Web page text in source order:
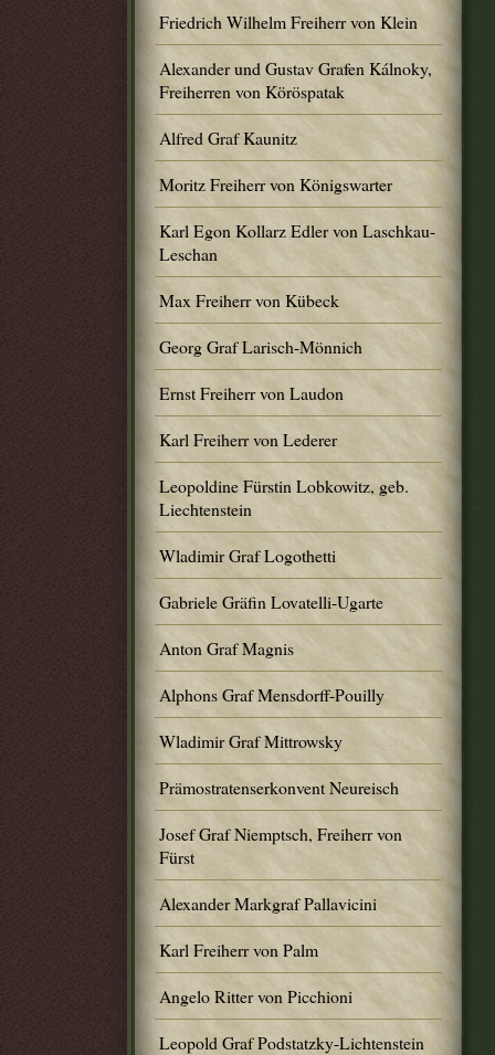
Friedrich Wilhelm Freiherr von Klein
Alexander und Gustav Grafen Kálnoky,
Freiherren von Köröspatak
Alfred Graf Kaunitz
Moritz Freiherr von Königswarter
Karl Egon Kollarz Edler von Laschkau-
Leschan
Max Freiherr von Kübeck
Georg Graf Larisch-Mönnich
Ernst Freiherr von Laudon
Karl Freiherr von Lederer
Leopoldine Fürstin Lobkowitz, geb.
Liechtenstein
Wladimir Graf Logothetti
Gabriele Gräfin Lovatelli-Ugarte
Anton Graf Magnis
Alphons Graf Mensdorff-Pouilly
Wladimir Graf Mittrowsky
Prämostratenserkonvent Neureisch
Josef Graf Niemptsch, Freiherr von
Fürst
Alexander Markgraf Pallavicini
Karl Freiherr von Palm
Angelo Ritter von Picchioni
Leopold Graf Podstatzky-Lichtenstein